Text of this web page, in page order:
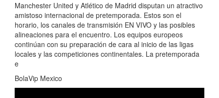
Manchester United y Atlético de Madrid disputan un atractivo
amistoso internacional de pretemporada. Estos son el
horario, los canales de transmisión EN VIVO y las posibles
alineaciones para el encuentro. Los equipos europeos
continúan con su preparación de cara al inicio de las ligas
locales y las competiciones continentales. La pretemporada
e
BolaVip Mexico